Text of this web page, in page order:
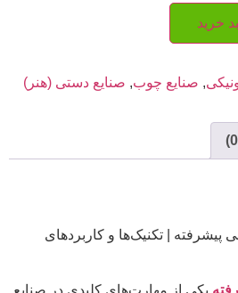
خرید
, صنایع چوب, صنایع دستی (هنر)
| تکنیک‌ها و کاربردهای
یکی از مهارت‌های کلیدی در صنایع